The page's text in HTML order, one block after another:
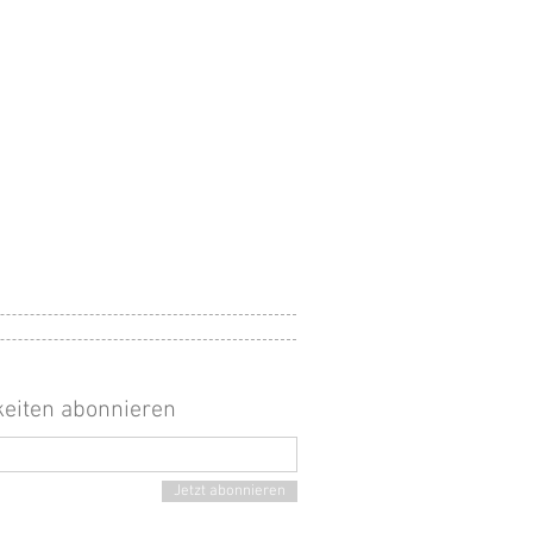
abonnieren
Jetzt abonnieren